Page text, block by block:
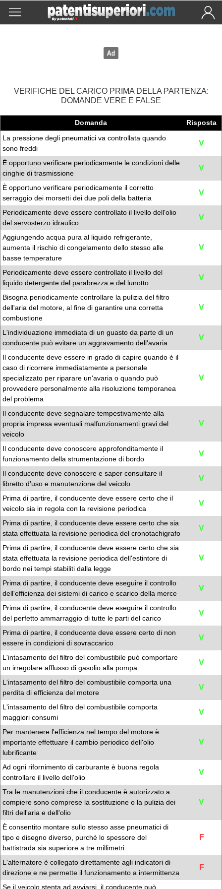
VERIFICHE DEL CARICO PRIMA DELLA PARTENZA:
DOMANDE VERE E FALSE
Domanda
Risposta
La pressione degli pneumatici va controllata quando
sono freddi
V
È opportuno verificare periodicamente le condizioni delle
cinghie di trasmissione
V
È opportuno verificare periodicamente il corretto
serraggio dei morsetti dei due poli della batteria
V
Periodicamente deve essere controllato il livello dell'olio
del servosterzo idraulico
V
Aggiungendo acqua pura al liquido refrigerante,
aumenta il rischio di congelamento dello stesso alle
basse temperature
V
Periodicamente deve essere controllato il livello del
liquido detergente del parabrezza e del lunotto
V
Bisogna periodicamente controllare la pulizia del filtro
dell'aria del motore, al fine di garantire una corretta
combustione
V
L'individuazione immediata di un guasto da parte di un
conducente può evitare un aggravamento dell'avaria
V
Il conducente deve essere in grado di capire quando è il
caso di ricorrere immediatamente a personale
specializzato per riparare un'avaria o quando può
provvedere personalmente alla risoluzione temporanea
del problema
V
Il conducente deve segnalare tempestivamente alla
propria impresa eventuali malfunzionamenti gravi del
veicolo
V
Il conducente deve conoscere approfonditamente il
funzionamento della strumentazione di bordo
V
Il conducente deve conoscere e saper consultare il
libretto d'uso e manutenzione del veicolo
V
Prima di partire, il conducente deve essere certo che il
veicolo sia in regola con la revisione periodica
V
Prima di partire, il conducente deve essere certo che sia
stata effettuata la revisione periodica del cronotachigrafo
V
Prima di partire, il conducente deve essere certo che sia
stata effettuata la revisione periodica dell'estintore di
bordo nei tempi stabiliti dalla legge
V
Prima di partire, il conducente deve eseguire il controllo
dell'efficienza dei sistemi di carico e scarico della merce
V
Prima di partire, il conducente deve eseguire il controllo
del perfetto ammarraggio di tutte le parti del carico
V
Prima di partire, il conducente deve essere certo di non
essere in condizioni di sovraccarico
V
L'intasamento del filtro del combustibile può comportare
un irregolare afflusso di gasolio alla pompa
V
L'intasamento del filtro del combustibile comporta una
perdita di efficienza del motore
V
L'intasamento del filtro del combustibile comporta
maggiori consumi
V
Per mantenere l'efficienza nel tempo del motore è
importante effettuare il cambio periodico dell'olio
lubrificante
V
Ad ogni rifornimento di carburante è buona regola
controllare il livello dell'olio
V
Tra le manutenzioni che il conducente è autorizzato a
compiere sono comprese la sostituzione o la pulizia dei
filtri dell'aria e dell'olio
V
È consentito montare sullo stesso asse pneumatici di
tipo e disegno diverso, purché lo spessore del
battistrada sia superiore a tre millimetri
F
L'alternatore è collegato direttamente agli indicatori di
direzione e ne permette il funzionamento a intermittenza
F
Se il veicolo stenta ad avviarsi, il conducente può